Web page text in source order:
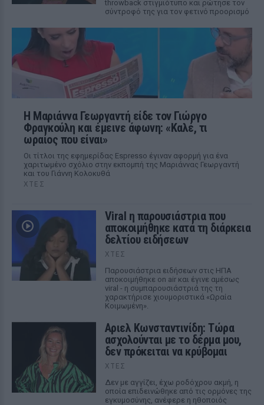
throwback στιγμιότυπο και ρώτησε τον
σύντροφό της για τον φετινό προορισμό
Η Μαριάννα Γεωργαντή είδε τον Γιώργο
Φραγκούλη και έμεινε άφωνη: «Καλέ, τι
ωραίος που είναι»
Οι τίτλοι της εφημερίδας Espresso έγιναν αφορμή για ένα
χαριτωμένο σχόλιο στην εκπομπή της Μαριάννας Γεωργαντή
και του Γιάννη Κολοκυθά
ΧΤΕΣ
Viral η παρουσιάστρια που
αποκοιμήθηκε κατά τη διάρκεια
δελτίου ειδήσεων
ΧΤΕΣ
Παρουσιάστρια ειδήσεων στις ΗΠΑ
αποκοιμήθηκε on air και έγινε αμέσως
viral - η συμπαρουσιάστριά της τη
χαρακτήρισε χιουμοριστικά «Ωραία
Κοιμωμένη».
Αριελ Κωνσταντινίδη: Τώρα
ασχολούνται με το δέρμα μου,
δεν πρόκειται να κρύβομαι
ΧΤΕΣ
Δεν με αγγίζει, έχω ροδόχρου ακμή, η
οποία επιδεινώθηκε από τις ορμόνες της
εγκυμοσύνης, ανέφερε η ηθοποιός